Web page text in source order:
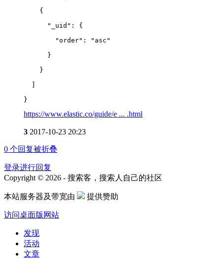
    {
      "_uid": {
        "order": "asc"
      }
    }
  ]
}
https://www.elastic.co/guide/e ... .html
3 2017-10-23 20:23
0 个回复被折叠
登录进行回复
Copyright © 2026 - 搜索客，搜索人自己的社区
本站服务器及带宽由 提供赞助
访问桌面版网站
发现
活动
文章